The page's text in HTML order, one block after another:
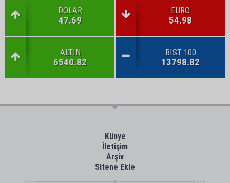
DOLAR
47.69
EURO
54.98
ALTIN
6540.82
BIST 100
13798.82
Künye
İletişim
Arşiv
Sitene Ekle